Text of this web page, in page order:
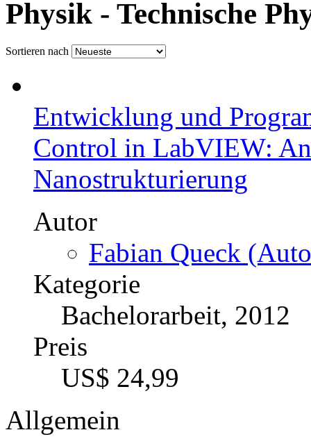
Physik - Technische
Sortieren nach
Entwicklung und
Control in LabVIEW:
Nanostrukturierung
Autor
Fabian Queck
Kategorie
Bachelorarbeit, 2012
Preis
US$ 24,99
Allgemein